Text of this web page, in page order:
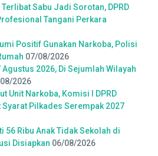
Sabu Jadi Sorotan, DPRD
Tangani Perkara
Positif Gunakan Narkoba, Polisi
07/08/2026
2026, Di Sejumlah Wilayah
2026
Unit Narkoba, Komisi I DPRD
Pilkades Serempak 2027
Ribu Anak Tidak Sekolah di
Disiapkan 06/08/2026